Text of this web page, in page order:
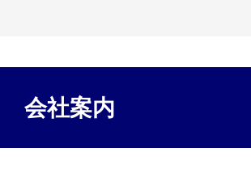
会社案内